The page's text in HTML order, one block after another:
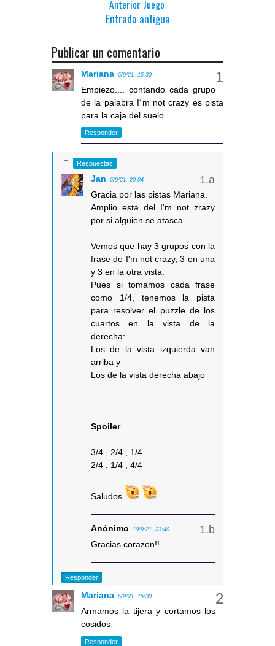
Anterior Juego:
Entrada antigua
Publicar un comentario
Mariana 6/9/21, 15:30
Empiezo.... contando cada grupo
de la palabra I´m not crazy es pista
para la caja del suelo.
Responder
Respuestas
Jan 6/9/21, 20:04
Gracia por las pistas Mariana.
Amplio esta del I'm not zrazy
por si alguien se atasca.
Vemos que hay 3 grupos con la
frase de I'm not crazy, 3 en una
y 3 en la otra vista.
Pues si tomamos cada frase
como 1/4, tenemos la pista
para resolver el puzzle de los
cuartos en la vista de la
derecha:
Los de la vista izquierda van
arriba y
Los de la vista derecha abajo
Spoiler
3/4 , 2/4 , 1/4
2/4 , 1/4 , 4/4
Saludos
Anónimo 10/9/21, 23:40
Gracias corazon!!
Responder
Mariana 6/9/21, 15:30
Armamos la tijera y cortamos los
cosidos
Responder